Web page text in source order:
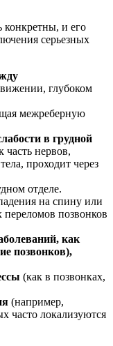
конкретны, и его
серьезных
глубоком
межреберную
в грудной
часть нервов,
проходит через
отделе.
на спину или
позвонков
как
позвонков),
(как в позвонках,
(например,
часто локализуются